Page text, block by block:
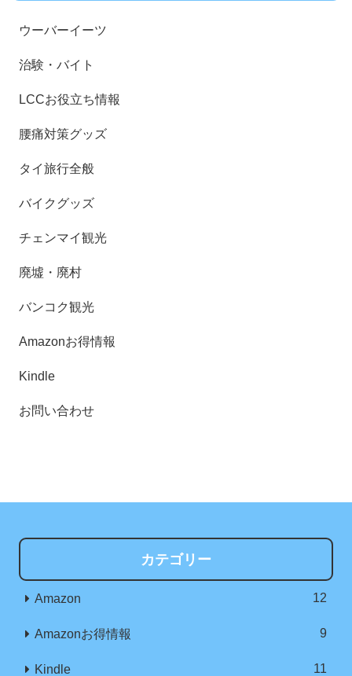
ウーバーイーツ
治験・バイト
LCCお役立ち情報
腰痛対策グッズ
タイ旅行全般
バイクグッズ
チェンマイ観光
廃墟・廃村
バンコク観光
Amazonお得情報
Kindle
お問い合わせ
カテゴリー
Amazon 12
Amazonお得情報 9
Kindle 11